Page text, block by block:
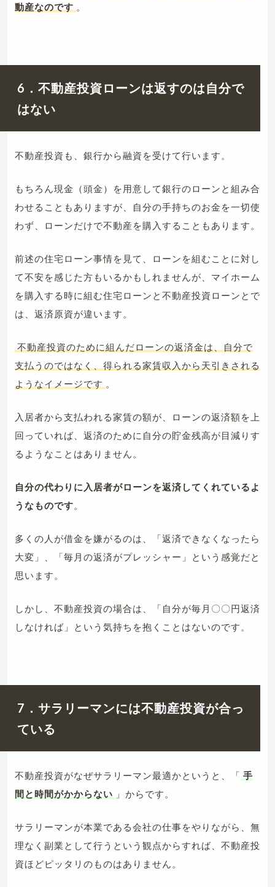
動産なのです
6．不動産投資ローンは返すのは自分で
はない
不動産投資も、銀行から融資を受けて行います。
もちろん現金（頭金）を用意して銀行のローンと組み合
わせることもありますが、自分の手持ちのお金を一切使
わず、ローンだけで不動産を購入することもあります。
前述の住宅ローン事情を見て、ローンを組むことに対し
て不安を感じた方もいるかもしれませんが、マイホーム
を購入する時に組む住宅ローンと不動産投資ローンとで
は、返済原資が違います。
不動産投資のために組んだローンの返済金は、自分で
支払うのではなく、得られる家賃収入から天引きされる
ようなイメージです
入居者から支払われる家賃の額が、ローンの返済額を上
回っていれば、返済のために自分の貯金残高が目減りす
るようなことはありません。
自分の代わりに入居者がローンを返済してくれているよ
うなものです
多くの人が借金を嫌がるのは、「返済できなくなったら
大変」、「毎月の返済がプレッシャー」という感覚だと
思います。
しかし、不動産投資の場合は、「自分が毎月〇〇円返済
しなければ」という気持ちを抱くことはないのです。
7．サラリーマンには不動産投資が合っ
ている
不動産投資がなぜサラリーマン最適かというと、「 手
間と時間がかからない 」からです。
サラリーマンが本業である会社の仕事をやりながら、無
理なく副業として行うという観点からすれば、不動産投
資ほどピッタリのものはありません。